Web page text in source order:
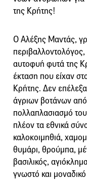
της Κρήτης!
Ο Αλέξης Μαντάς,
αυτοφυή φυτά της
έκταση που είχαν
Κρήτης. Δεν
άγριων βοτάνων
πολλαπλασιασμό
πλέον τα εθνικά
καλοκοιμηθιά,
θυμάρι, θρούμπα,
βασιλικός,
γνωστό και